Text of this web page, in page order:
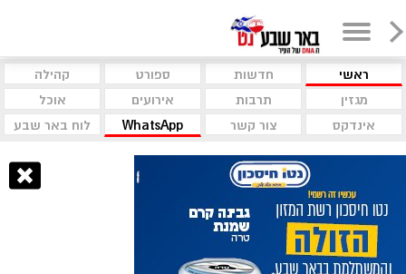
ראשי חדשות ספורט
קהילה
מגזין
תרבות אירועים
אוכל
אינדקס
צור קשר WhatsApp לוח באר שבע